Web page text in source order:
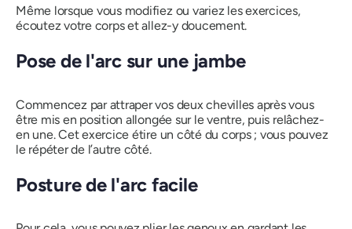
Même lorsque vous modifiez ou variez les exercices,
écoutez votre corps et allez-y doucement.
Pose de l'arc sur une jambe
Commencez par attraper vos deux chevilles après vous
être mis en position allongée sur le ventre, puis relâchez-
en une. Cet exercice étire un côté du corps ; vous pouvez
le répéter de l’autre côté.
Posture de l'arc facile